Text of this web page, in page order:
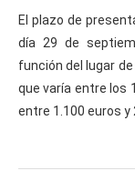
El plazo de
día 29 de
función del lugar
que varía entre los
entre 1.100 euros y